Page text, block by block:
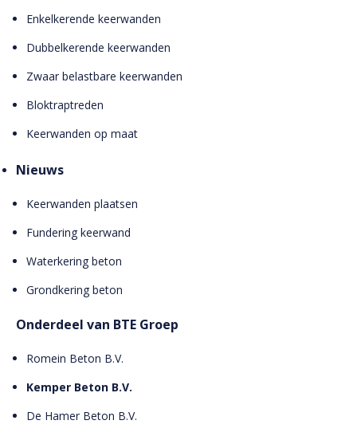
Enkelkerende keerwanden
Dubbelkerende keerwanden
Zwaar belastbare keerwanden
Bloktraptreden
Keerwanden op maat
Nieuws
Keerwanden plaatsen
Fundering keerwand
Waterkering beton
Grondkering beton
Onderdeel van BTE Groep
Romein Beton B.V.
Kemper Beton B.V.
De Hamer Beton B.V.